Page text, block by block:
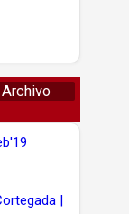
Archivo
|